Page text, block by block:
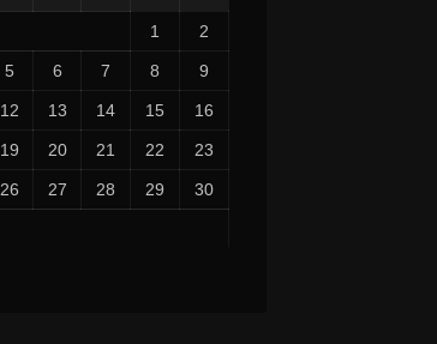
1 2
5 6 7 8 9
12 13 14 15 16
19 20 21 22 23
26 27 28 29 30